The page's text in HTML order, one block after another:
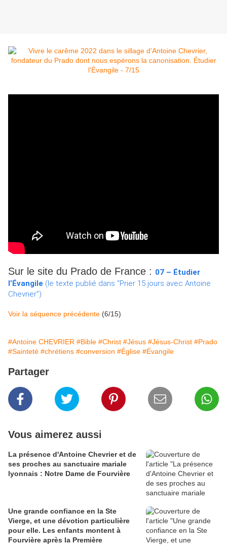
Sur le site du Prado de France : 07 – Étudier
l’Évangile (le texte publié dans “Prier 15 jours avec Antoine
Chevrier”)
Voir la séquence précédente (6/15)
#Antoine CHEVRIER #Bible #Christ #Jésus #Jésus-Christ #Prado
#Sainteté #chrétiens #conversion #Église #Évangile
Partager
Vous aimerez aussi
La présence d'Antoine Chevrier et de
ses proches au sanctuaire mariale
lyonnais : Notre Dame de Fourvière
Une grande confiance en la Ste
Vierge, et une dévotion particulière
pour elle. Les enfants montent à
Fourvière après la Première